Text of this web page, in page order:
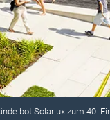
bot Solarlux zum 40.